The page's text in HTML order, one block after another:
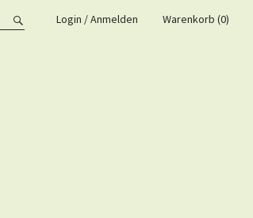
Login / Anmelden Warenkorb (0)